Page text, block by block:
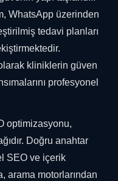
WhatsApp üzerinden
tedavi planları
kliniklerin güven
profesyonel
optimizasyonu,
Doğru anahtar
SEO ve içerik
arama motorlarından